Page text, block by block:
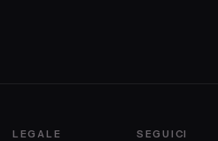
LEGALE SEGUICI